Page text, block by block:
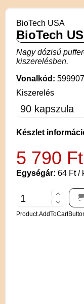
BioTech USA
BioTech
Nagy dózisú
kiszerelésben.
Vonalkód:
Kiszerelés
Készlet
5 790 Ft
Egységár: 64 Ft /